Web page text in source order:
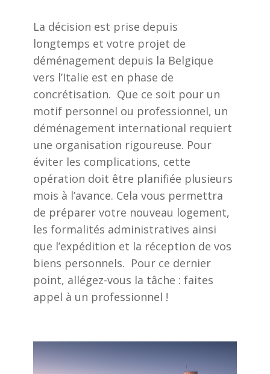
La décision est prise depuis
longtemps et votre projet de
déménagement depuis la Belgique
vers l’Italie est en phase de
concrétisation. Que ce soit pour un
motif personnel ou professionnel, un
déménagement international requiert
une organisation rigoureuse. Pour
éviter les complications, cette
opération doit être planifiée plusieurs
mois à l’avance. Cela vous permettra
de préparer votre nouveau logement,
les formalités administratives ainsi
que l’expédition et la réception de vos
biens personnels. Pour ce dernier
point, allégez-vous la tâche : faites
appel à un professionnel !